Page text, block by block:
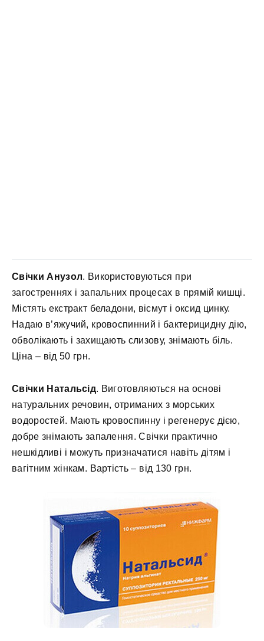
Свічки Анузол. Використовуються при
загостреннях і запальних процесах в прямій кишці.
Містять екстракт беладони, вісмут і оксид цинку.
Надаю в’яжучий, кровоспинний і бактерицидну дію,
обволікають і захищають слизову, знімають біль.
Ціна – від 50 грн.
Свічки Натальсід. Виготовляються на основі
натуральних речовин, отриманих з морських
водоростей. Мають кровоспинну і регенерує дією,
добре знімають запалення. Свічки практично
нешкідливі і можуть призначатися навіть дітям і
вагітним жінкам. Вартість – від 130 грн.